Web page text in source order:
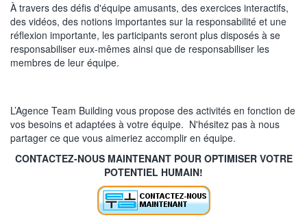
À travers des défis d'équipe amusants, des exercices interactifs,
des vidéos, des notions importantes sur la responsabilité et une
réflexion importante, les participants seront plus disposés à se
responsabiliser eux-mêmes ainsi que de responsabiliser les
membres de leur équipe.
L’Agence Team Building vous propose des activités en fonction de
vos besoins et adaptées à votre équipe. N'hésitez pas à nous
partager ce que vous aimeriez accomplir en équipe.
CONTACTEZ-NOUS MAINTENANT POUR OPTIMISER VOTRE
POTENTIEL HUMAIN!